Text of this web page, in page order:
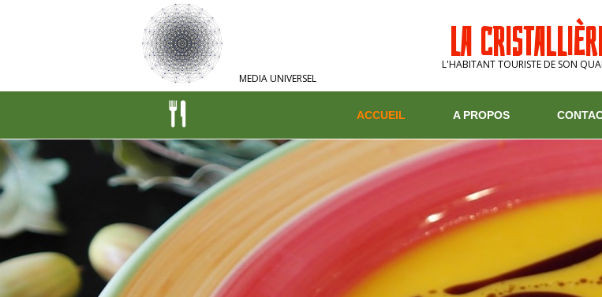
ACCUEIL A PROPOS
LA
L'HABITANT TOURISTE DE SON
MEDIA UNIVERSELDIS, ÇA MARCHE